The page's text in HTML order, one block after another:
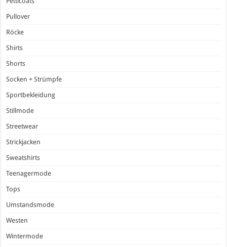
Pullover
Röcke
Shirts
Shorts
Socken + Strümpfe
Sportbekleidung
Stillmode
Streetwear
Strickjacken
Sweatshirts
Teenagermode
Tops
Umstandsmode
Westen
Wintermode